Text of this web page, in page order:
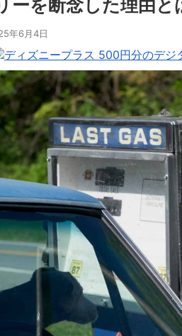
ーを断念した理由
年6月4日